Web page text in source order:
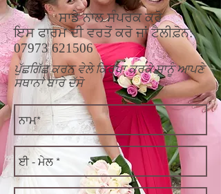
ਸਾਡੇ ਨਾਲ ਸੰਪਰਕ ਕਰੋ
ਇਸ ਫਾਰਮ ਦੀ ਵਰਤੋਂ ਕਰੋ ਜਾਂ ਟੈਲੀਫ਼ੋਨ:
07973 621506
ਪੁੱਛਗਿੱਛ ਕਰਨ ਵੇਲੇ ਕਿਰਪਾ ਕਰਕੇ ਸਾਨੂੰ ਆਪਣੇ
ਸਥਾਨਾਂ ਬਾਰੇ ਦੱਸੋ